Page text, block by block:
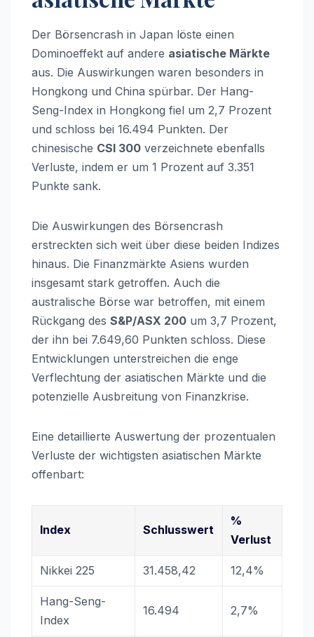
Der Börsencrash in Japan löste einen
Dominoeffekt auf andere asiatische Märkte
aus. Die Auswirkungen waren besonders in
Hongkong und China spürbar. Der Hang-
Seng-Index in Hongkong fiel um 2,7 Prozent
und schloss bei 16.494 Punkten. Der
chinesische CSI 300 verzeichnete ebenfalls
Verluste, indem er um 1 Prozent auf 3.351
Punkte sank.
Die Auswirkungen des Börsencrash
erstreckten sich weit über diese beiden Indizes
hinaus. Die Finanzmärkte Asiens wurden
insgesamt stark getroffen. Auch die
australische Börse war betroffen, mit einem
Rückgang des S&P/ASX 200 um 3,7 Prozent,
der ihn bei 7.649,60 Punkten schloss. Diese
Entwicklungen unterstreichen die enge
Verflechtung der asiatischen Märkte und die
potenzielle Ausbreitung von Finanzkrise.
Eine detaillierte Auswertung der prozentualen
Verluste der wichtigsten asiatischen Märkte
offenbart:
Index Schlusswert
%
Verlust
Nikkei 225 31.458,42 12,4%
Hang-Seng-
Index
16.494 2,7%